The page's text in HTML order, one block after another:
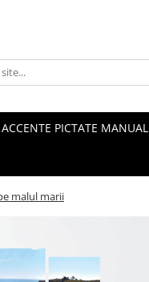
PICTATE MANUAL
malul marii